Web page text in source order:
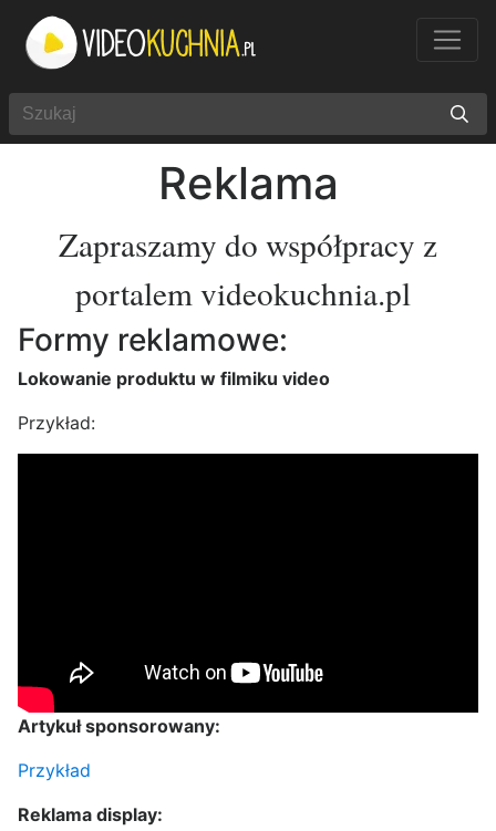
Reklama
Zapraszamy do współpracy z
portalem videokuchnia.pl
Formy reklamowe:
Lokowanie produktu w filmiku video
Przykład:
Artykuł sponsorowany:
Przykład
Reklama display: